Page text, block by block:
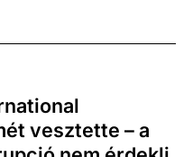
folytatott harc
Mindemellett a
nagybefektetők az
vitákat olyan
vesztette – a